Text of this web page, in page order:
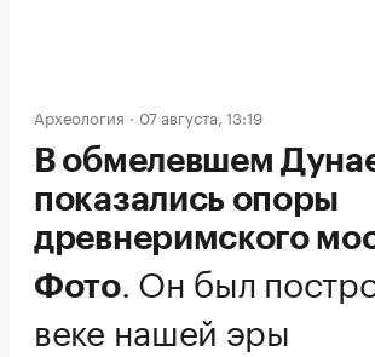
Археология 07 августа, 13:19
В обмелевшем
показались опоры
древнеримского
Фото. Он был
веке нашей эры